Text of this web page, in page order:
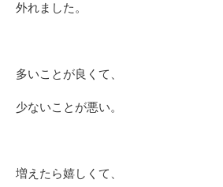
外れました。
多いことが良くて、
少ないことが悪い。
増えたら嬉しくて、